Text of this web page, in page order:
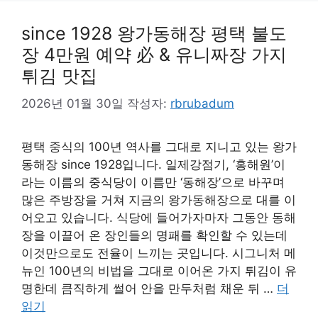
since 1928 왕가동해장 평택 불도
장 4만원 예약 必 & 유니짜장 가지
튀김 맛집
2026년 01월 30일 작성자: rbrubadum
평택 중식의 100년 역사를 그대로 지니고 있는 왕가
동해장 since 1928입니다. 일제강점기, ‘홍해원’이
라는 이름의 중식당이 이름만 ‘동해장’으로 바꾸며
많은 주방장을 거쳐 지금의 왕가동해장으로 대를 이
어오고 있습니다. 식당에 들어가자마자 그동안 동해
장을 이끌어 온 장인들의 명패를 확인할 수 있는데
이것만으로도 전율이 느끼는 곳입니다. 시그니처 메
뉴인 100년의 비법을 그대로 이어온 가지 튀김이 유
명한데 큼직하게 썰어 안을 만두처럼 채운 뒤 … 더
읽기